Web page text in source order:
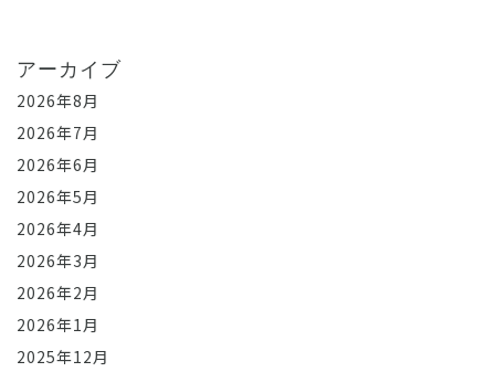
アーカイブ
2026年8月
2026年7月
2026年6月
2026年5月
2026年4月
2026年3月
2026年2月
2026年1月
2025年12月